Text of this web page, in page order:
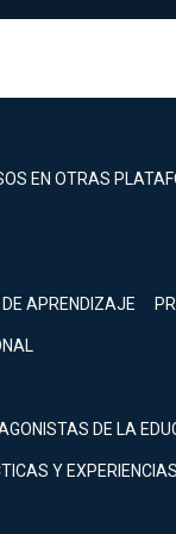
EN OTRAS
APRENDIZAJE
DE LA
Y EXPERIENCIAS